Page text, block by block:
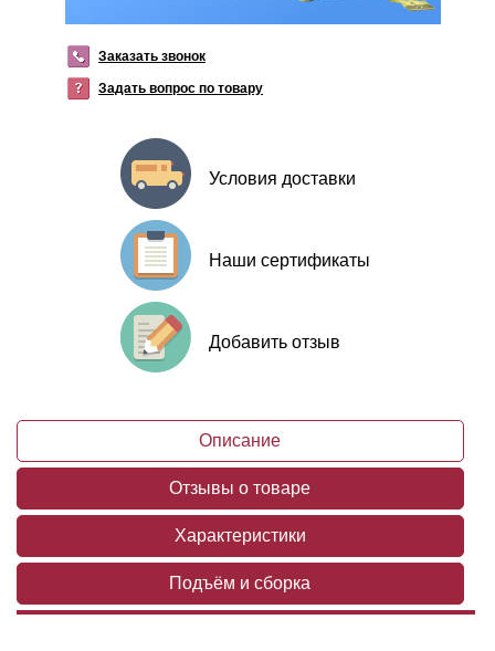
Заказать звонок
Задать вопрос по товару
Условия доставки
Наши сертификаты
Добавить отзыв
Описание
Отзывы о товаре
Характеристики
Подъём и сборка